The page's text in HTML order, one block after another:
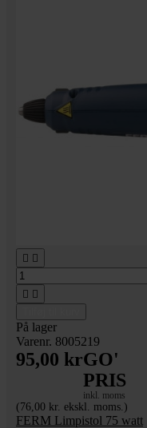
 
 
På lager
Varenr. 8005219
95,00 krGO'
PRIS
inkl. moms
(76,00 kr. ekskl. moms.)
FERM Limpistol 75 watt